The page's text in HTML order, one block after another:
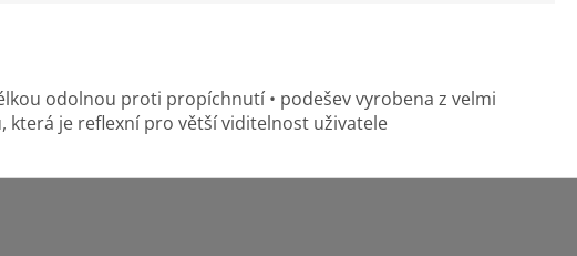
odolnou proti propíchnutí • podešev vyrobena z velmi
která je reflexní pro větší viditelnost uživatele